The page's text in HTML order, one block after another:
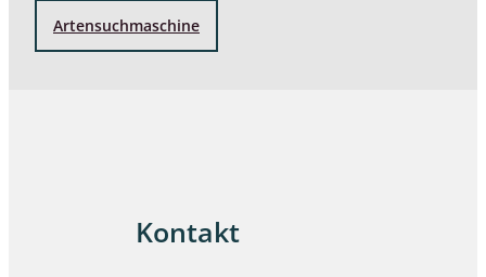
Artensuchmaschine
Kontakt